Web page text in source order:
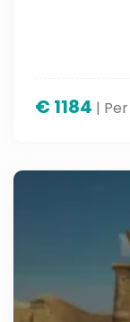
€1184 |